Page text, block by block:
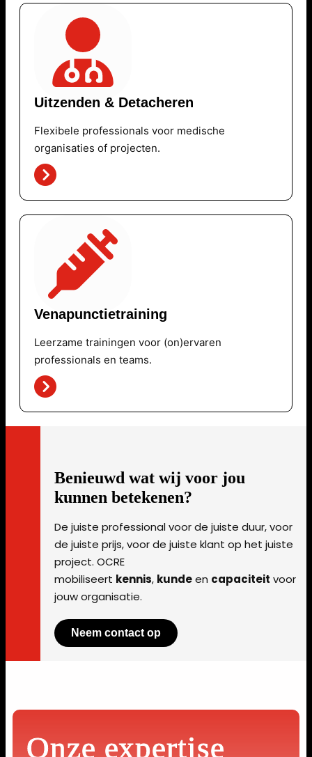
Uitzenden & Detacheren
Flexibele professionals voor medische
organisaties of projecten.
Venapunctietraining
Leerzame trainingen voor (on)ervaren
professionals en teams.
Benieuwd wat wij voor jou
kunnen betekenen?
De juiste professional voor de juiste duur, voor
de juiste prijs, voor de juiste klant op het juiste
project. OCRE
mobiliseert kennis, kundeen capaciteit voor
jouw organisatie.
Neem contact op
Onze expertise